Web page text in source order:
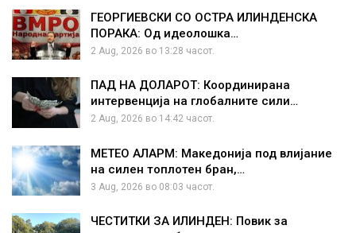
ГЕОРГИЕВСКИ СО ОСТРА ИЛИНДЕНСКА
ПОРАКА: Од идеолошка…
2 Aug, 2026 во 13:28 часот.
ПАД НА ДОЛАРОТ: Координирана
интервенција на глобалните сили…
2 Aug, 2026 во 14:42 часот.
МЕТЕО АЛАРМ: Македонија под влијание
на силен топлотен бран,…
3 Aug, 2026 во 08:03 часот.
ЧЕСТИТКИ ЗА ИЛИНДЕН: Повик за